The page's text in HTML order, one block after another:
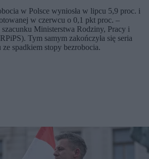
w Polsce wyniosła w lipcu 5,9 proc. i
w czerwcu o 0,1 pkt proc. –
Ministerstwa Rodziny, Pracy i
Tym samym zakończyła się seria
spadkiem stopy bezrobocia.